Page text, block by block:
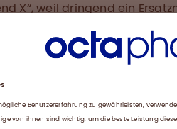
X“, weil dringend ein
ungefähr 400
Pappschachteln,
und Octansäure (zwei
von Albumin). Wir